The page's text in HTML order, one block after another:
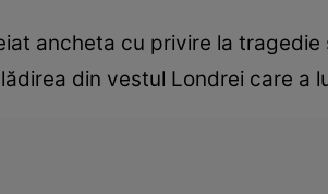
ancheta cu privire la
din vestul Londrei care